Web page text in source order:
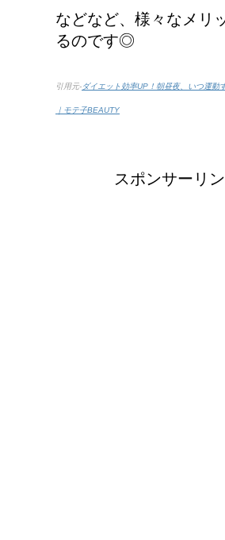
人が死ぬ前
や予兆の3
などなど、様々なメリ
るのです◎
引用元-ダイエット効率UP！朝昼夜、いつ運動
｜モテ子BEAUTY
スポンサーリ